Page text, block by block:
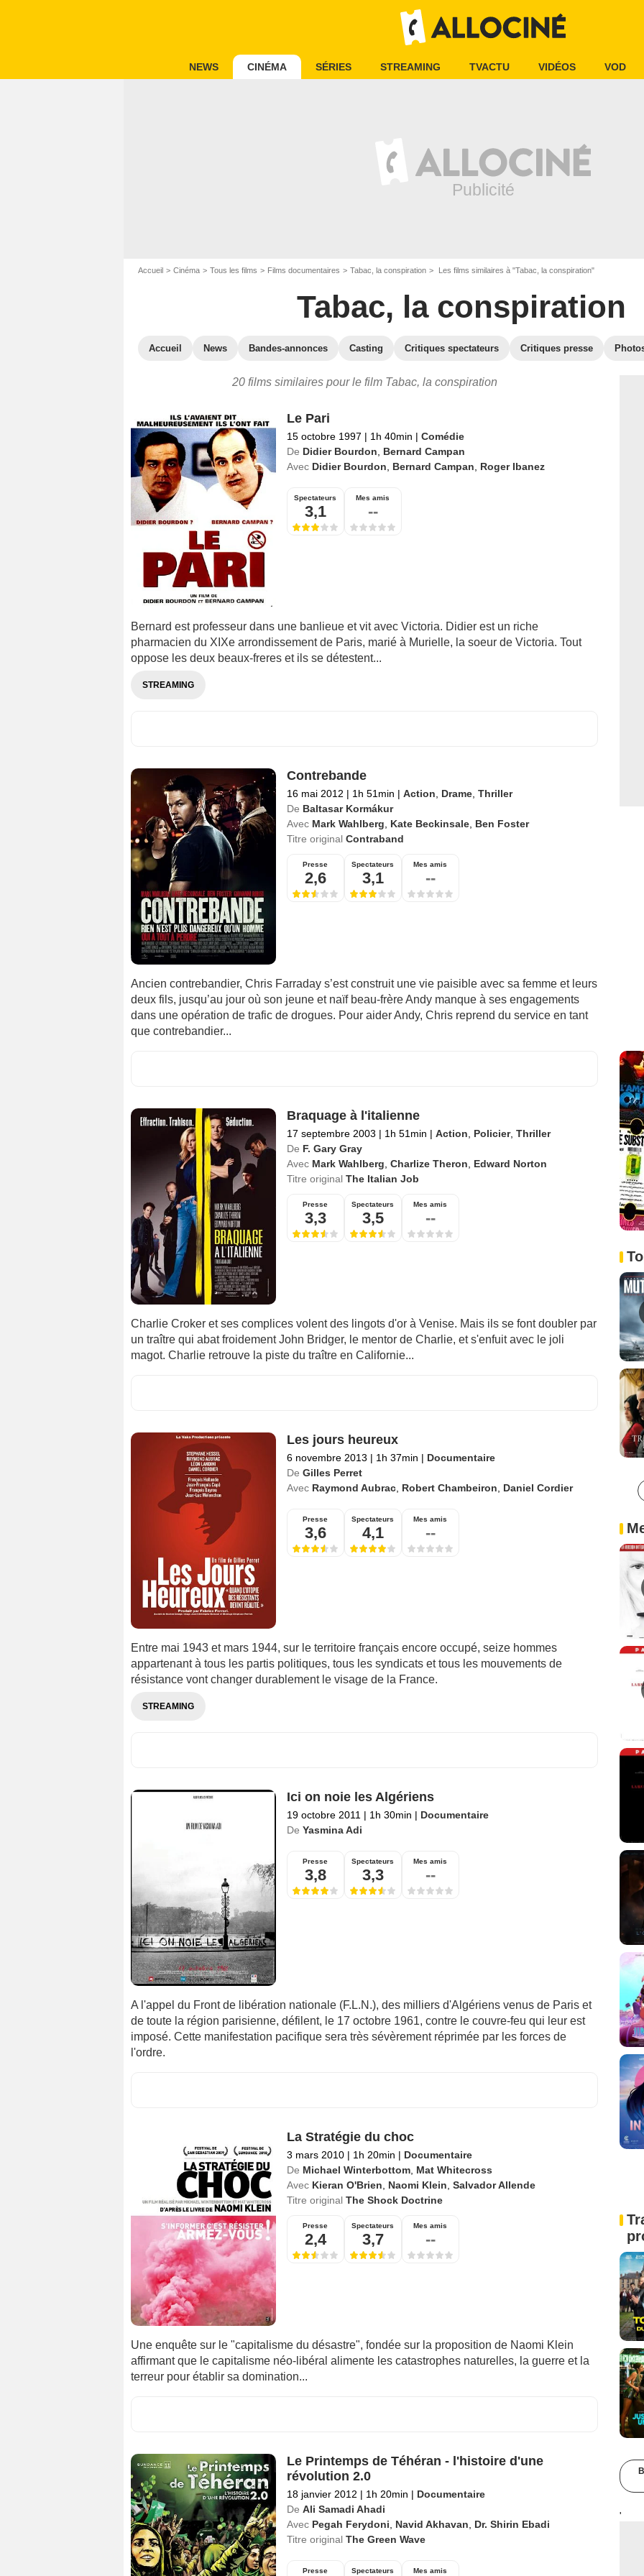
NEWS CINÉMA SÉRIES STREAMING TVACTU VIDÉOS VOD
Accueil Cinéma Tous les films Films documentaires Tabac, la conspiration Les films similaires à "Tabac, la conspiration"
Tabac, la conspiration
Accueil News Bandes-annonces Casting Critiques spectateurs Critiques presse
20 films similaires pour le film Tabac, la conspiration
Le Pari
15 octobre 1997 | 1h 40min | Comédie
De Didier Bourdon
Bernard Campan
Avec Didier Bourdon Bernard Campan Roger Ibanez
Spectateurs
3,1
Mes amis
--
Bernard est professeur dans une banlieue et vit avec Victoria. Didier est un riche
pharmacien du XIXe arrondissement de Paris, marié à Murielle, la soeur de Victoria. Tout
oppose les deux beaux-freres et ils se détestent...
STREAMING
Contrebande
16 mai 2012 | 1h 51min | Action Drame, Thriller
De Baltasar Kormákur
Avec Mark Wahlberg Kate Beckinsale, Ben Foster
Titre original Contraband
Presse
2,6
Spectateurs
3,1
Mes amis
--
Ancien contrebandier, Chris Farraday s’est construit une vie paisible avec sa femme et leurs
deux fils, jusqu’au jour où son jeune et naïf beau-frère Andy manque à ses engagements
dans une opération de trafic de drogues. Pour aider Andy, Chris reprend du service en tant
que contrebandier...
Braquage à l'italienne
17 septembre 2003 | 1h 51min | Action Policier, Thriller
De F. Gary Gray
Avec Mark Wahlberg Charlize Theron
Edward Norton
Titre original The Italian Job
Presse
3,3
Spectateurs
3,5
Mes amis
--
Charlie Croker et ses complices volent des lingots d'or à Venise. Mais ils se font doubler par
un traître qui abat froidement John Bridger, le mentor de Charlie, et s'enfuit avec le joli
magot. Charlie retrouve la piste du traître en Californie...
Les jours heureux
6 novembre 2013 | 1h 37min | Documentaire
De Gilles Perret
Avec Raymond Aubrac, Robert Chambeiron Daniel Cordier
Presse
3,6
Spectateurs
4,1
Mes amis
--
Entre mai 1943 et mars 1944, sur le territoire français encore occupé, seize hommes
appartenant à tous les partis politiques, tous les syndicats et tous les mouvements de
résistance vont changer durablement le visage de la France.
STREAMING
Ici on noie les Algériens
19 octobre 2011 | 1h 30min | Documentaire
De Yasmina Adi
Presse
3,8
Spectateurs
3,3
Mes amis
--
A l'appel du Front de libération nationale (F.L.N.), des milliers d'Algériens venus de Paris et
de toute la région parisienne, défilent, le 17 octobre 1961, contre le couvre-feu qui leur est
imposé. Cette manifestation pacifique sera très sévèrement réprimée par les forces de
l'ordre.
La Stratégie du choc
3 mars 2010 | 1h 20min | Documentaire
De Michael Winterbottom, Mat Whitecross
Avec Kieran O'Brien Naomi Klein Salvador Allende
Titre original The Shock Doctrine
Presse
2,4
Spectateurs
3,7
Mes amis
--
Une enquête sur le "capitalisme du désastre", fondée sur la proposition de Naomi Klein
affirmant que le capitalisme néo-libéral alimente les catastrophes naturelles, la guerre et la
terreur pour établir sa domination...
Le Printemps de Téhéran - l'histoire d'une
révolution 2.0
18 janvier 2012 | 1h 20min | Documentaire
De Ali Samadi Ahadi
Avec Pegah Ferydoni Navid Akhavan
Dr. Shirin Ebadi
Titre original The Green Wave
Presse Spectateurs Mes amis
'